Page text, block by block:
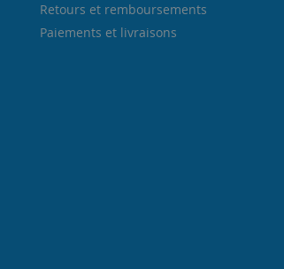
Retours et remboursements
Paiements et livraisons